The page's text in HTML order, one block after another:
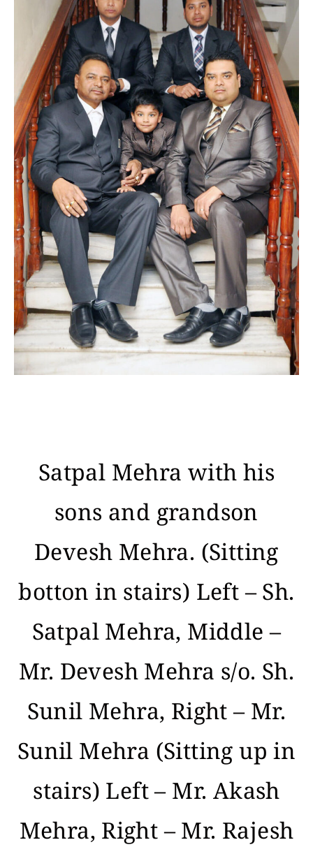
Satpal Mehra with his
sons and grandson
Devesh Mehra. (Sitting
botton in stairs) Left – Sh.
Satpal Mehra, Middle –
Mr. Devesh Mehra s/o. Sh.
Sunil Mehra, Right – Mr.
Sunil Mehra (Sitting up in
stairs) Left – Mr. Akash
Mehra, Right – Mr. Rajesh